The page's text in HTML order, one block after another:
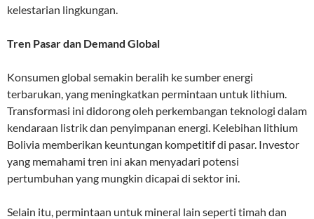
kelestarian lingkungan.
Tren Pasar dan Demand Global
Konsumen global semakin beralih ke sumber energi
terbarukan, yang meningkatkan permintaan untuk lithium.
Transformasi ini didorong oleh perkembangan teknologi dalam
kendaraan listrik dan penyimpanan energi. Kelebihan lithium
Bolivia memberikan keuntungan kompetitif di pasar. Investor
yang memahami tren ini akan menyadari potensi
pertumbuhan yang mungkin dicapai di sektor ini.
Selain itu, permintaan untuk mineral lain seperti timah dan